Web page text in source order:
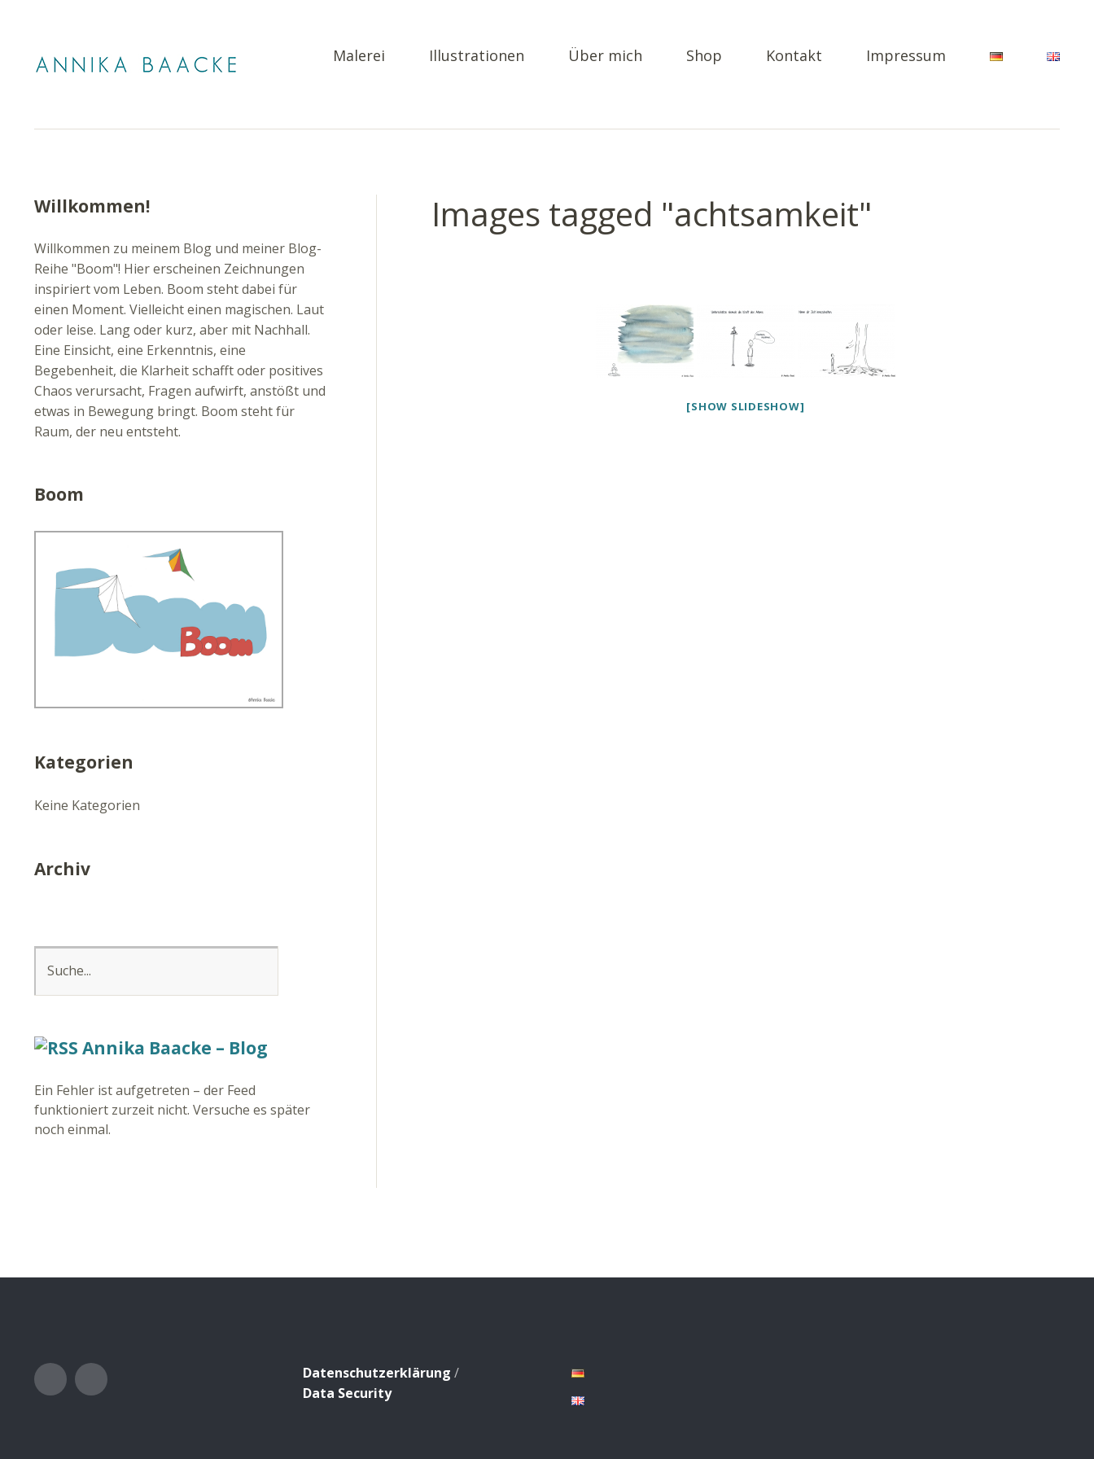
Malerei Illustrationen Über mich Shop Kontakt Impressum
Images tagged "achtsamkeit"
[SHOW SLIDESHOW]
Willkommen!
Willkommen zu meinem Blog und meiner Blog-
Reihe "Boom"! Hier erscheinen Zeichnungen
inspiriert vom Leben. Boom steht dabei für
einen Moment. Vielleicht einen magischen. Laut
oder leise. Lang oder kurz, aber mit Nachhall.
Eine Einsicht, eine Erkenntnis, eine
Begebenheit, die Klarheit schafft oder positives
Chaos verursacht, Fragen aufwirft, anstößt und
etwas in Bewegung bringt. Boom steht für
Raum, der neu entsteht.
Boom
Kategorien
Keine Kategorien
Archiv
Annika Baacke – Blog
Ein Fehler ist aufgetreten – der Feed
funktioniert zurzeit nicht. Versuche es später
noch einmal.
Facebook Datenschutzerklärung /
Data Security